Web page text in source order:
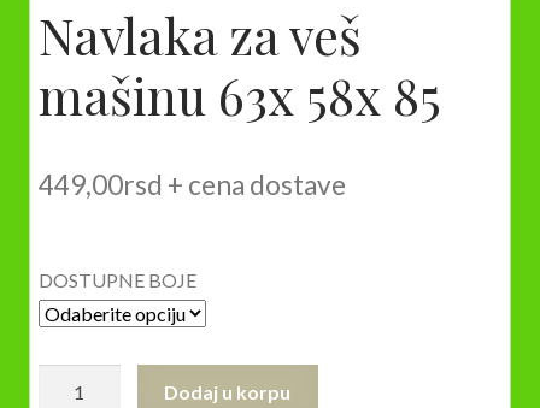
Navlaka za veš
mašinu 63x 58x 85
449,00rsd + cena dostave
DOSTUPNE BOJE
Dodaj u korpu